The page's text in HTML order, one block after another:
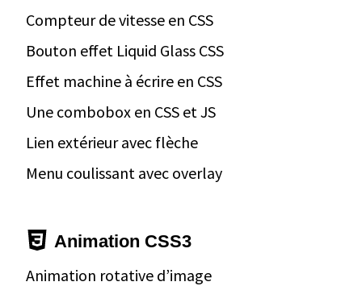
Compteur de vitesse en CSS
Bouton effet Liquid Glass CSS
Effet machine à écrire en CSS
Une combobox en CSS et JS
Lien extérieur avec flèche
Menu coulissant avec overlay
Animation CSS3
Animation rotative d’image